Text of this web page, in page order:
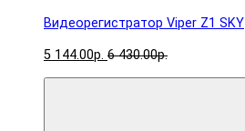
Видеорегистратор Viper Z1 SKY
5 144.00р. 6 430.00р.